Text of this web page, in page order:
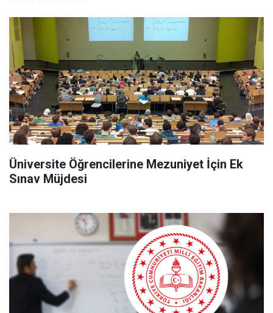
Üniversite Öğrencilerine Mezuniyet İçin Ek
Sınav Müjdesi